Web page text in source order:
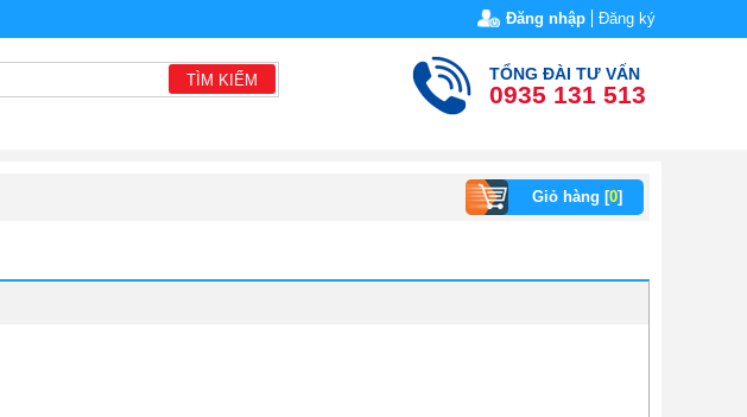
Đăng nhập Đăng ký
TÌM KIẾM TỔNG ĐÀI TƯ VẤN
0935 131 513
Giỏ hàng [0]